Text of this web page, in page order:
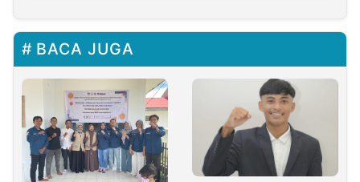
BACA JUGA